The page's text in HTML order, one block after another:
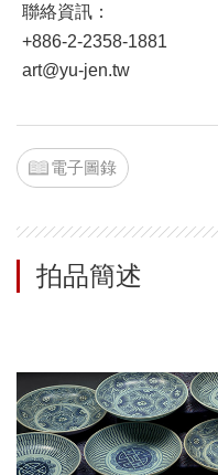
聯絡資訊：
+886-2-2358-1881
art@yu-jen.tw
電子圖錄
拍品簡述